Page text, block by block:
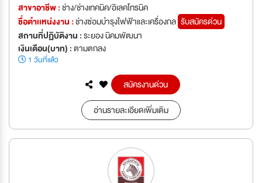
สาขาอาชีพ :ช่าง/ช่างเทคนิค/อิเลคโทรนิค
ชื่อตำเเหน่งงาน :ช่างซ่อมบำรุงไฟฟ้าและเครื่องกล รับสมัครด่วน
สถานที่ปฏิบัติงาน :ระยอง นิคมพัฒนา
เงินเดือน(บาท) :ตามตกลง
1 วันที่แล้ว
สมัครงานด่วน
อ่านรายละเอียดเพิ่มเติม